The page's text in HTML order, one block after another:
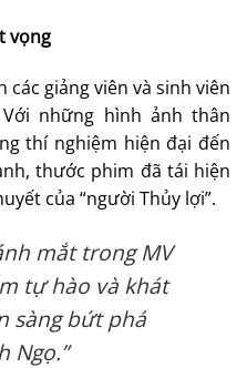
vọng
giảng viên và sinh viên
những hình ảnh thân
thí nghiệm hiện đại đến
thước phim đã tái hiện
của “người Thủy lợi”.
mắt trong MV
tự hào và khát
sàng bứt phá
Ngọ.”